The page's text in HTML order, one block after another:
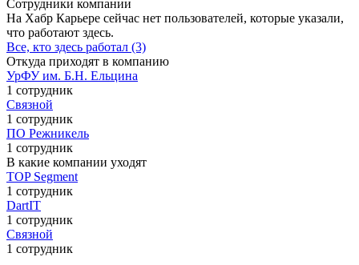
Сотрудники компании
На Хабр Карьере сейчас нет пользователей, которые указали,
что работают здесь.
Все, кто здесь работал (3)
Откуда приходят в компанию
УрФУ им. Б.Н. Ельцина
1 сотрудник
Связной
1 сотрудник
ПО Режникель
1 сотрудник
В какие компании уходят
TOP Segment
1 сотрудник
DartIT
1 сотрудник
Связной
1 сотрудник